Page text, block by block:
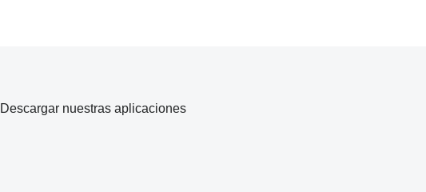
Descargar nuestras aplicaciones